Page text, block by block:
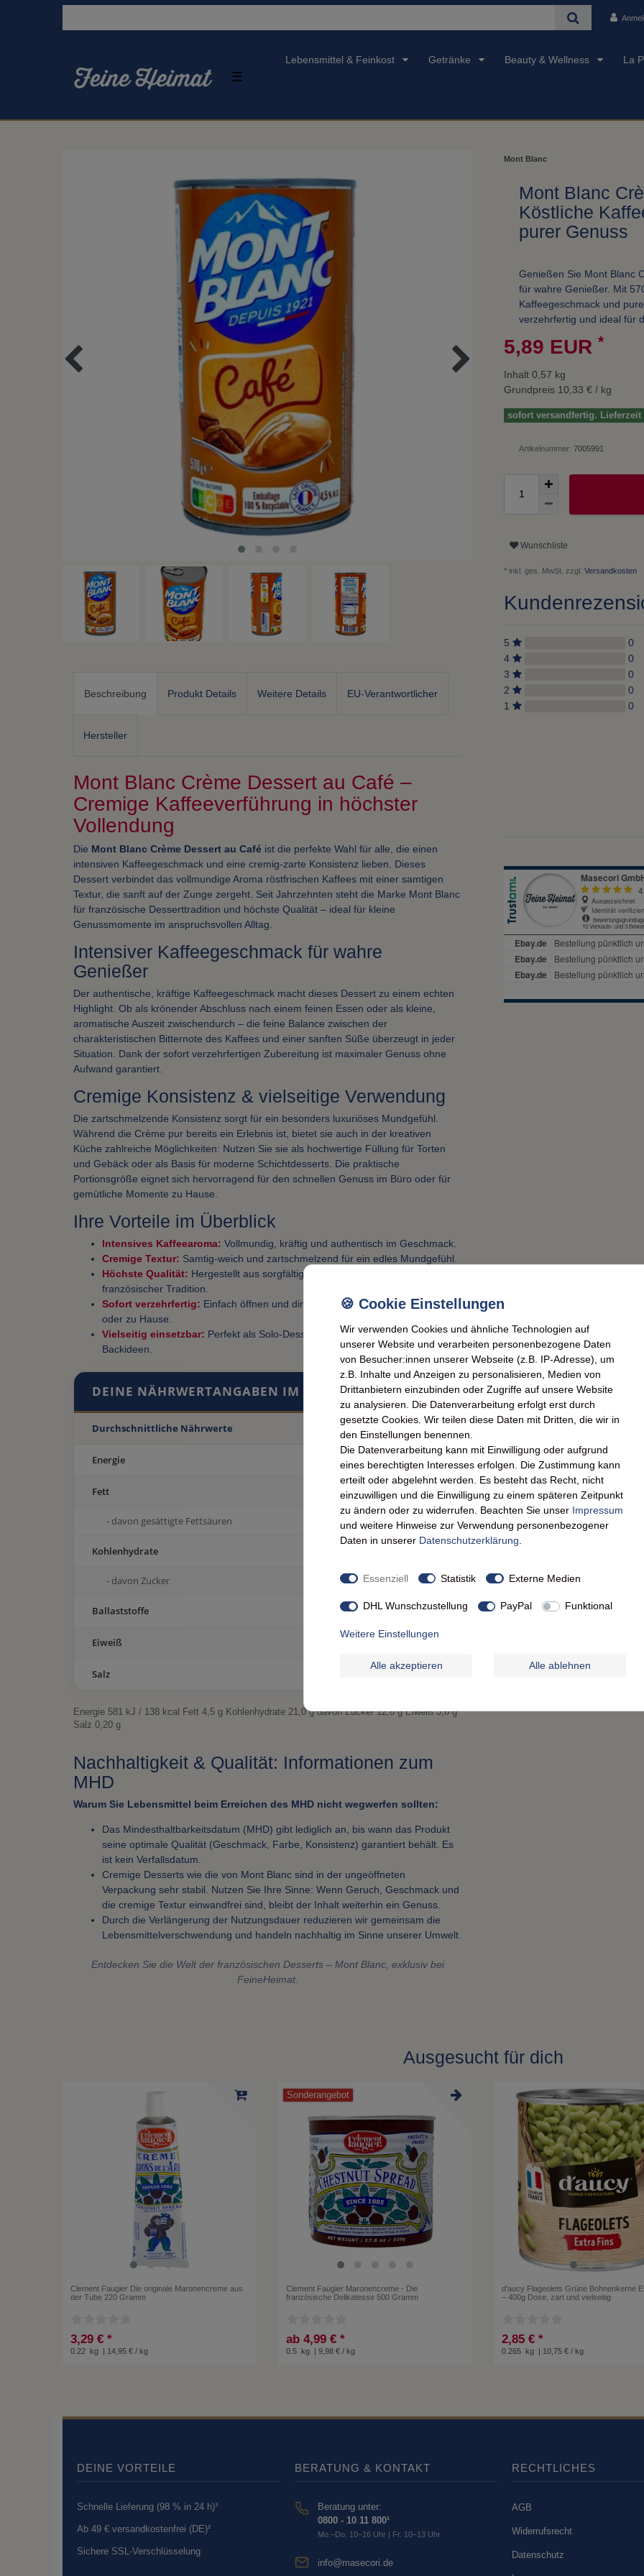
☰
Lebensmittel & Feinkost Getränke Beauty & Wellness La
Beschreibung Produkt Details Weitere Details EU-Verantwortlicher
Hersteller
Mont Blanc Crème Dessert au Café –
Cremige Kaffeeverführung in höchster
Vollendung
Die Mont Blanc Crème Dessert au Café ist die perfekte Wahl für alle, die einen
intensiven Kaffeegeschmack und eine cremig-zarte Konsistenz lieben. Dieses
Dessert verbindet das vollmundige Aroma röstfrischen Kaffees mit einer samtigen
Textur, die sanft auf der Zunge zergeht. Seit Jahrzehnten steht die Marke Mont Blanc
für französische Desserttradition und höchste Qualität – ideal für kleine
Genussmomente im anspruchsvollen Alltag.
Intensiver Kaffeegeschmack für wahre
Genießer
Der authentische, kräftige Kaffeegeschmack macht dieses Dessert zu einem echten
Highlight. Ob als krönender Abschluss nach einem feinen Essen oder als kleine,
aromatische Auszeit zwischendurch – die feine Balance zwischen der
charakteristischen Bitternote des Kaffees und einer sanften Süße überzeugt in jeder
Situation. Dank der sofort verzehrfertigen Zubereitung ist maximaler Genuss ohne
Aufwand garantiert.
Cremige Konsistenz & vielseitige Verwendung
Die zartschmelzende Konsistenz sorgt für ein besonders luxuriöses Mundgefühl.
Während die Crème pur bereits ein Erlebnis ist, bietet sie auch in der kreativen
Küche zahlreiche Möglichkeiten: Nutzen Sie sie als hochwertige Füllung für Torten
und Gebäck oder als Basis für moderne Schichtdesserts. Die praktische
Portionsgröße eignet sich hervorragend für den schnellen Genuss im Büro oder für
gemütliche Momente zu Hause.
Ihre Vorteile im Überblick
Intensives Kaffeearoma: Vollmundig, kräftig und authentisch im Geschmack.
Cremige Textur: Samtig-weich und zartschmelzend für ein edles Mundgefühl.
Höchste Qualität: Hergestellt aus sorgfältig ausgewählten Zutaten nach
französischer Tradition.
Sofort verzehrfertig: Einfach öffnen und direkt genießen – ideal für unterwegs
oder zu Hause.
Vielseitig einsetzbar: Perfekt als Solo-Dessert oder als Zutat für kreative
Backideen.
DEINE NÄHRWERTANGABEN IM ÜBERBLICK
Durchschnittliche Nährwerte pro 100g
Energie 581 kJ / 138 kcal
Fett 4,5 g
- davon gesättigte Fettsäuren 2,9 g
Kohlenhydrate
- davon Zucker 12,0 g
Ballaststoffe <0,5 g
Eiweiß 3,8 g
Salz
Energie 581 kJ / 138 kcal Fett 4,5 g Kohlenhydrate 21,0 g davon Zucker 12,0 g Eiweiß 3,8 g
Salz 0,20 g
Nachhaltigkeit & Qualität: Informationen zum
MHD
Warum Sie Lebensmittel beim Erreichen des MHD nicht wegwerfen sollten:
Das Mindesthaltbarkeitsdatum (MHD) gibt lediglich an, bis wann das Produkt
seine optimale Qualität (Geschmack, Farbe, Konsistenz) garantiert behält. Es
ist kein Verfallsdatum.
Cremige Desserts wie die von Mont Blanc sind in der ungeöffneten
Verpackung sehr stabil. Nutzen Sie Ihre Sinne: Wenn Geruch, Geschmack und
die cremige Textur einwandfrei sind, bleibt der Inhalt weiterhin ein Genuss.
Durch die Verlängerung der Nutzungsdauer reduzieren wir gemeinsam die
Lebensmittelverschwendung und handeln nachhaltig im Sinne unserer Umwelt.
Entdecken Sie die Welt der französischen Desserts – Mont Blanc, exklusiv bei
FeineHeimat.
Mont Blanc
Mont Blanc
Köstliche
purer Genuss
Genießen Sie Mont Blanc
für wahre Genießer. Mit
Kaffeegeschmack und
verzehrfertig und ideal für
5,89 EUR *
Inhalt 0,57 kg
Grundpreis 10,33 € / kg
sofort versandfertig. Lieferzeit
Artikelnummer: 7005991
Wunschliste
* inkl. ges. MwSt. zzgl. Versandkosten
5
0
4
0
3
0
2
0
1
0
Ausgesucht für dich
Clement Faugier Die originale Maronencreme aus
der Tube 220 Gramm
3,29 € *
0.22 kg | 14,95 € / kg
Sonderangebot
Clement Faugier Maronencreme - Die
französische Delikatesse 500 Gramm
ab 4,99 € *
0.5 kg | 9,98 € / kg
d'aucy Flageolets Grüne Bohnenkerne
– 400g Dose, zart und vielseitig
2,85 € *
0.265 kg | 10,75 € / kg
DEINE VORTEILE
Schnelle Lieferung (98 % in 24 h)³
Ab 49 € versandkostenfrei (DE)²
Sichere SSL-Verschlüsselung
BERATUNG & KONTAKT
Beratung unter:
0800 - 10 11 800¹
Mo.–Do. 10–16 Uhr | Fr. 10–13 Uhr
info@masecori.de
RECHTLICHES
AGB
Widerrufsrecht
Datenschutz
Wir verwenden Cookies und ähnliche Technologien auf
unserer Website und verarbeiten personenbezogene Daten
von Besucher:innen unserer Webseite (z.B. IP-Adresse), um
z.B. Inhalte und Anzeigen zu personalisieren, Medien von
Drittanbietern einzubinden oder Zugriffe auf unsere Website
zu analysieren. Die Datenverarbeitung erfolgt erst durch
gesetzte Cookies. Wir teilen diese Daten mit Dritten, die wir in
den Einstellungen benennen.
Die Datenverarbeitung kann mit Einwilligung oder aufgrund
eines berechtigten Interesses erfolgen. Die Zustimmung kann
erteilt oder abgelehnt werden. Es besteht das Recht, nicht
einzuwilligen und die Einwilligung zu einem späteren Zeitpunkt
zu ändern oder zu widerrufen. Beachten Sie unser Impressum
und weitere Hinweise zur Verwendung personenbezogener
Daten in unserer Daten­schutz­erklärung
Essenziell Statistik Externe Medien
DHL Wunschzustellung PayPal Funktional
Weitere Einstellungen
Alle akzeptieren Alle ablehnen